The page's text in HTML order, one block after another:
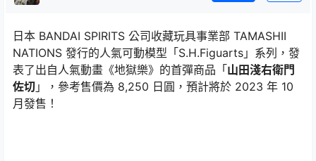
日本 BANDAI SPIRITS 公司收藏玩具事業部 TAMASHII
NATIONS 發行的人氣可動模型「S.H.Figuarts」系列，發
表了出自人氣動畫《地獄樂》的首彈商品「山田淺右衛門
佐切 」，參考售價為 8,250 日圓，預計將於 2023 年 10
月發售！